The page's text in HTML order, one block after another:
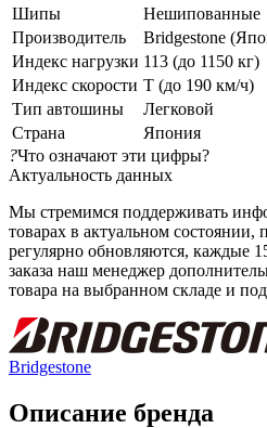
Шипы
Нешипованные
Производитель
Bridgestone
Индекс нагрузки 113 (до 1150 кг)
Индекс скорости T (до 190 км/ч)
Тип автошины
Легковой
Страна
Япония
?Что означают эти цифры?
Актуальность данных
Мы стремимся поддерживать
товарах в актуальном состоянии,
регулярно обновляются, каждые
заказа наш менеджер
товара на выбранном складе и
Bridgestone
Описание бренда